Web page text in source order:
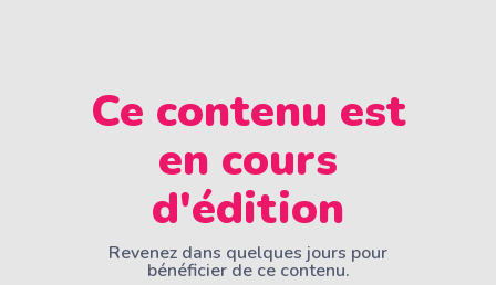
Ce contenu est
en cours
d'édition
Revenez dans quelques jours pour
bénéficier de ce contenu.